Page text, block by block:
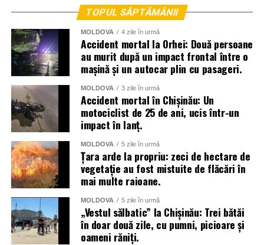
TOPUL SĂPTĂMÂNII
MOLDOVA 4 zile în urmă
Accident mortal la Orhei: Două persoane
au murit după un impact frontal între o
mașină și un autocar plin cu pasageri.
MOLDOVA 3 zile în urmă
Accident mortal în Chișinău: Un
motociclist de 25 de ani, ucis într-un
impact în lanț.
MOLDOVA 5 zile în urmă
Țara arde la propriu: zeci de hectare de
vegetație au fost mistuite de flăcări în
mai multe raioane.
MOLDOVA 5 zile în urmă
„Vestul sălbatic” la Chișinău: Trei bătăi
în doar două zile, cu pumni, picioare și
oameni răniți.